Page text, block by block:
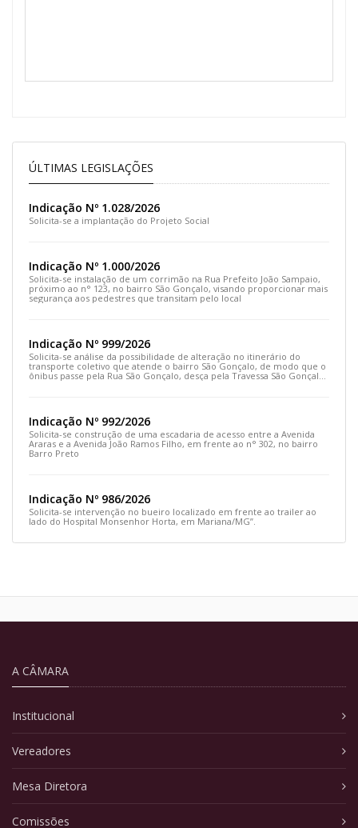
ÚLTIMAS LEGISLAÇÕES
Indicação Nº 1.028/2026
Solicita-se a implantação do Projeto Social
Indicação Nº 1.000/2026
Solicita-se instalação de um corrimão na Rua Prefeito João Sampaio,
próximo ao n° 123, no bairro São Gonçalo, visando proporcionar mais
segurança aos pedestres que transitam pelo local
Indicação Nº 999/2026
Solicita-se análise da possibilidade de alteração no itinerário do
transporte coletivo que atende o bairro São Gonçalo, de modo que o
ônibus passe pela Rua São Gonçalo, desça pela Travessa São Gonçalo
e siga pela Rua Prefeito João Sampaio
Indicação Nº 992/2026
Solicita-se construção de uma escadaria de acesso entre a Avenida
Araras e a Avenida João Ramos Filho, em frente ao n° 302, no bairro
Barro Preto
Indicação Nº 986/2026
Solicita-se intervenção no bueiro localizado em frente ao trailer ao
lado do Hospital Monsenhor Horta, em Mariana/MG”.
A CÂMARA
Institucional
Vereadores
Mesa Diretora
Comissões